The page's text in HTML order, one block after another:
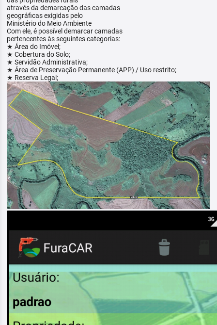
através da demarcação das camadas
geográficas exigidas pelo
Ministério do Meio Ambiente
Com ele, é possível demarcar camadas
pertencentes às seguintes categorias:
★ Área do Imóvel;
★ Cobertura do Solo;
★ Servidão Administrativa;
★ Área de Preservação Permanente (APP) / Uso restrito;
★ Reserva Legal;